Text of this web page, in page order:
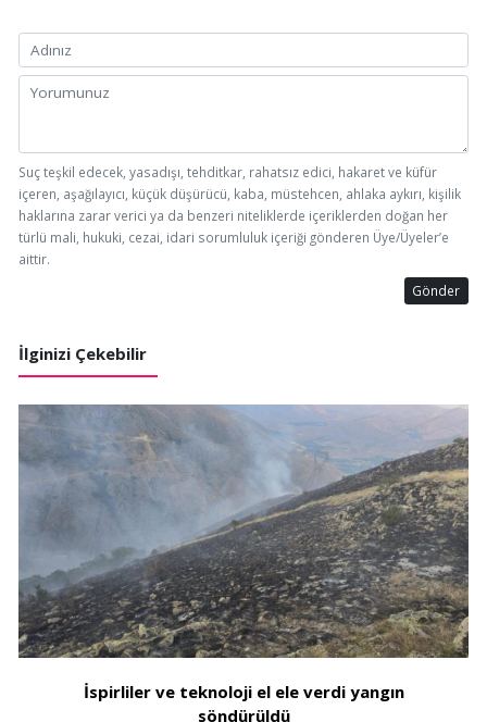
Suç teşkil edecek, yasadışı, tehditkar, rahatsız edici, hakaret ve küfür
içeren, aşağılayıcı, küçük düşürücü, kaba, müstehcen, ahlaka aykırı, kişilik
haklarına zarar verici ya da benzeri niteliklerde içeriklerden doğan her
türlü mali, hukuki, cezai, idari sorumluluk içeriği gönderen Üye/Üyeler’e
aittir.
Gönder
İlginizi Çekebilir
İspirliler ve teknoloji el ele verdi yangın
söndürüldü